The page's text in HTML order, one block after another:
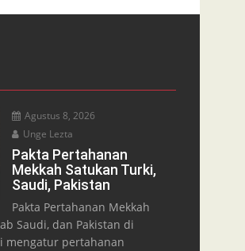
Agustus 8, 2026
Unge Lezta
Pakta Pertahanan
Mekkah Satukan Turki,
Saudi, Pakistan
Pakta Pertahanan Mekkah
Saudi, dan Pakistan di
mengatur pertahanan